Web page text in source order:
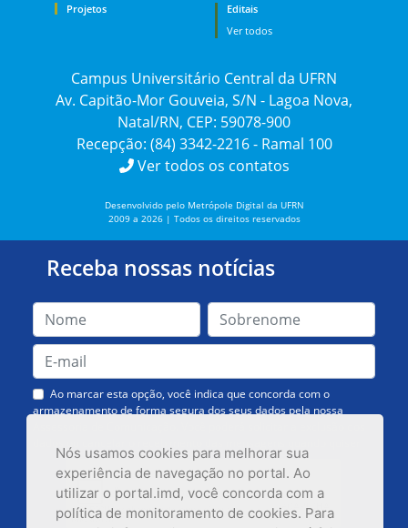
Nós usamos cookies para melhorar sua
experiência de navegação no portal. Ao
utilizar o portal.imd, você concorda com a
política de monitoramento de cookies. Para
Projetos
Editais
Ver todos
Campus Universitário Central da UFRN
Av. Capitão-Mor Gouveia, S/N - Lagoa Nova,
Natal/RN, CEP: 59078-900
Recepção: (84) 3342-2216 - Ramal 100
Ver todos os contatos
Desenvolvido pelo Metrópole Digital da UFRN
2009 a 2026 | Todos os direitos reservados
Receba nossas notícias
Ao marcar esta opção, você indica que concorda com o
armazenamento de forma segura dos seus dados pela nossa